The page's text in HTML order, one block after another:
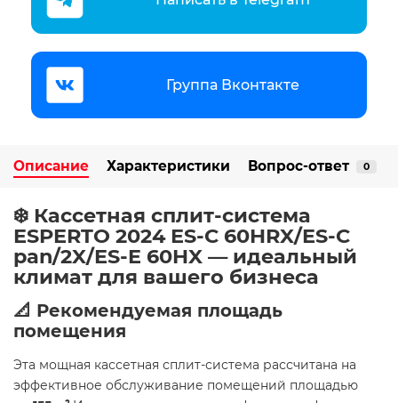
Группа Вконтакте
Описание Характеристики Вопрос-ответ 0
❄️ Кассетная сплит-система
ESPERTO 2024 ES-C 60HRX/ES-C
pan/2X/ES-E 60HX — идеальный
климат для вашего бизнеса
📐 Рекомендуемая площадь
помещения
Эта мощная кассетная сплит-система рассчитана на
эффективное обслуживание помещений площадью